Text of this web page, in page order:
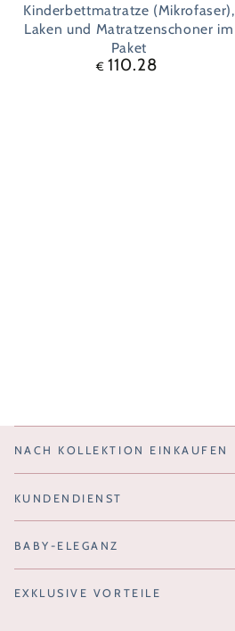
Kinderbettmatratze (Mikrofaser),
Laken und Matratzenschoner im
Paket
Regulärer
€ 110.28
NACH KOLLEKTION EINKAUFEN
KUNDENDIENST
BABY-ELEGANZ
EXKLUSIVE VORTEILE